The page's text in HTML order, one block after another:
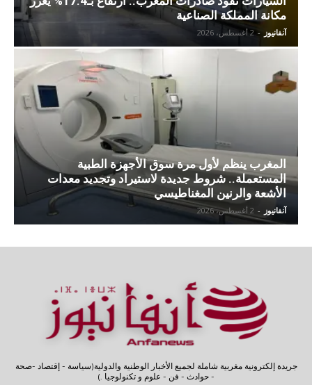
مكانة المملكة الصناعية
آنفانيوز - 2 أغسطس، 2026
المغرب ينظم لأول مرة سوق الأجهزة الطبية
المستعملة.. شروط جديدة لاستيراد وتجديد معدات
الأشعة والرنين المغناطيسي
آنفانيوز - 2 أغسطس، 2026
جريدة إلكترونية مغربية شاملة لجميع الأخبار الوطنية والدولية(سياسة - إقتصاد -صحة
- حوادث - فن - علوم و تكنولوجيا .)